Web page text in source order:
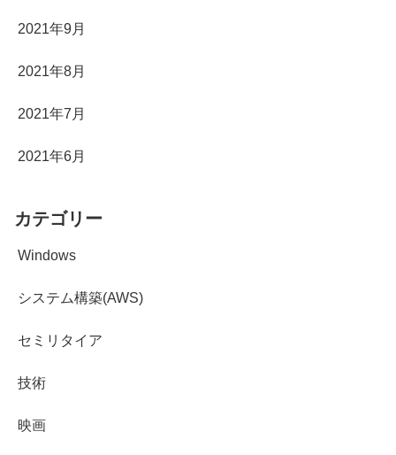
2021年9月
2021年8月
2021年7月
2021年6月
カテゴリー
Windows
システム構築(AWS)
セミリタイア
技術
映画